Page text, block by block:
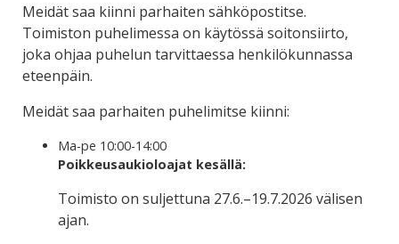
Meidät saa kiinni parhaiten sähköpostitse.
Toimiston puhelimessa on käytössä soitonsiirto,
joka ohjaa puhelun tarvittaessa henkilökunnassa
eteenpäin.
Meidät saa parhaiten puhelimitse kiinni:
Ma-pe 10:00-14:00
Poikkeusaukioloajat kesällä:
Toimisto on suljettuna 27.6.–19.7.2026 välisen
ajan.